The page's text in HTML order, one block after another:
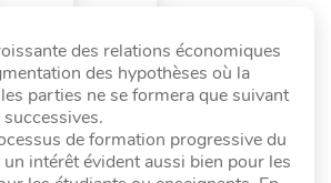
des relations économiques
des hypothèses où la
parties ne se formera que suivant
de formation progressive du
intérêt évident aussi bien pour les